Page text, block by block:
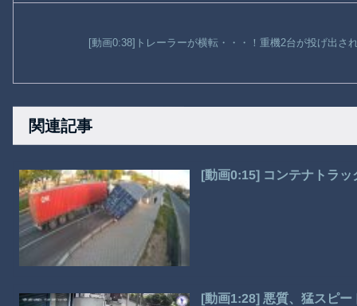
[動画0:38]トレーラーが横転・・・！重機2台が投げ出さ
関連記事
[動画0:15] コンテナトラ
[動画1:28] 悪質、猛スピ